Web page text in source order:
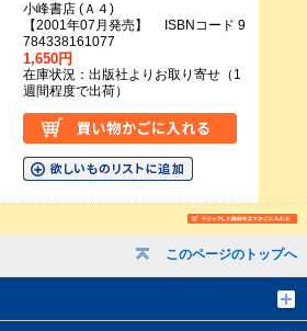
このページのトップへ
小峰書店 (Ａ４)
【2001年07月発売】 ISBNコード 9
784338161077
1,650円
在庫状況：出版社よりお取り寄せ（1
週間程度で出荷）